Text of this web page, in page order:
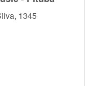
1345